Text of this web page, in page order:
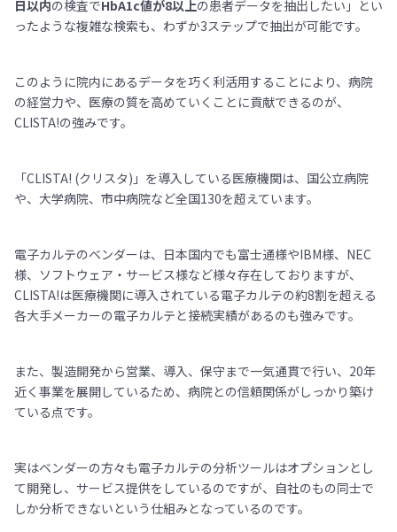
日以内の検査でHbA1c値が8以上の患者データを抽出したい」とい
ったような複雑な検索も、わずか3ステップで抽出が可能です。
このように院内にあるデータを巧く利活用することにより、病院
の経営力や、医療の質を高めていくことに貢献できるのが、
CLISTA!の強みです。
「CLISTA! (クリスタ)」を導入している医療機関は、国公立病院
や、大学病院、市中病院など全国130を超えています。
電子カルテのベンダーは、日本国内でも富士通様やIBM様、NEC
様、ソフトウェア・サービス様など様々存在しておりますが、
CLISTA!は医療機関に導入されている電子カルテの約8割を超える
各大手メーカーの電子カルテと接続実績があるのも強みです。
また、製造開発から営業、導入、保守まで一気通貫で行い、20年
近く事業を展開しているため、病院との信頼関係がしっかり築け
ている点です。
実はベンダーの方々も電子カルテの分析ツールはオプションとし
て開発し、サービス提供をしているのですが、自社のもの同士で
しか分析できないという仕組みとなっているのです。